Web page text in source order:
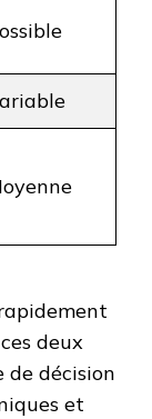
deux
décision
et